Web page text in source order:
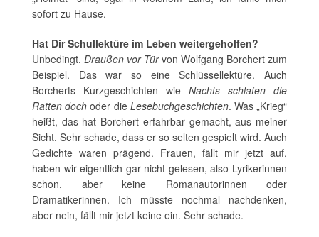
sofort zu Hause.
Hat Dir Schullektüre im Leben weitergeholfen?
Unbedingt. Draußen vor Türvon Wolfgang Borchert zum
Beispiel. Das war so eine Schlüssellektüre. Auch
Borcherts Kurzgeschichten wie Nachts schlafen die
Ratten doch oder die Lesebuchgeschichten. Was „Krieg“
heißt, das hat Borchert erfahrbar gemacht, aus meiner
Sicht. Sehr schade, dass er so selten gespielt wird. Auch
Gedichte waren prägend. Frauen, fällt mir jetzt auf,
haben wir eigentlich gar nicht gelesen, also Lyrikerinnen
schon, aber keine Romanautorinnen oder
Dramatikerinnen. Ich müsste nochmal nachdenken,
aber nein, fällt mir jetzt keine ein. Sehr schade.